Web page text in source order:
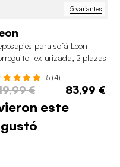
5 variantes
para sofá Leon
texturizada, 2 plazas
5 (4)
€ 83,99 €
este